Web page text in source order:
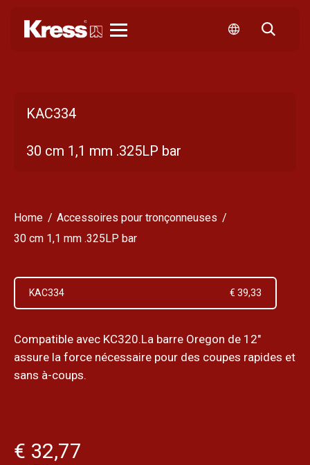
KAC334
30 cm 1,1 mm .325LP bar
Home
Accessoires pour tronçonneuses
30 cm 1,1 mm .325LP bar
KAC334 € 39,33
Compatible avec KC320.La barre Oregon de 12"
assure la force nécessaire pour des coupes rapides et
sans à-coups.
€ 32,77